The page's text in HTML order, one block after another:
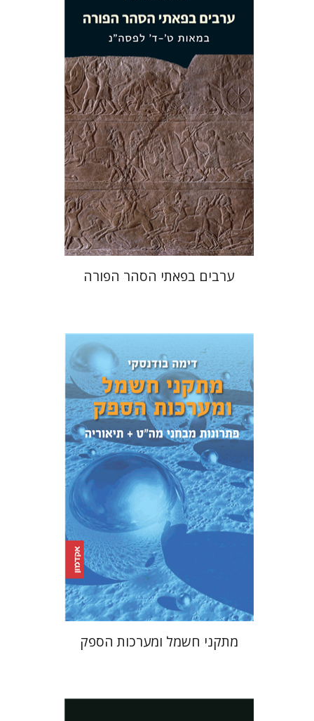
ישראל אפעל
הנחת אתר ספר מודפס
$42
$38
ערבים בפאתי הסהר הפורה
דימה בודנסקי
הנחת אתר ספר מודפס
$43
$39
מתקני חשמל ומערכות הספק